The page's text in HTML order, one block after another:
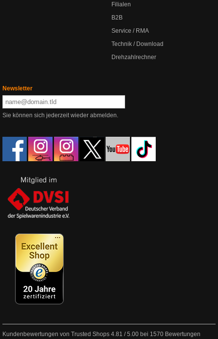
Filialen
B2B
Service / RMA
Technik / Download
Drehzahlrechner
Newsletter
Sie können sich jederzeit wieder abmelden.
Kundenbewertungen von Trusted Shops 4.81 /5.00 bei 1570 Bewertungen